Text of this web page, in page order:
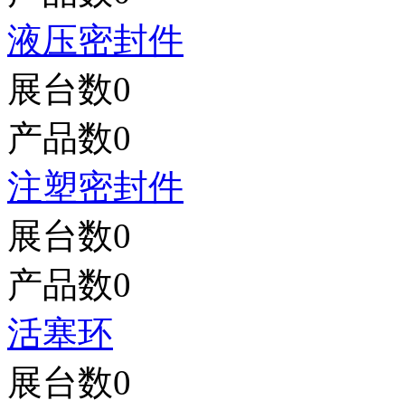
液压密封件
展台数0
产品数0
注塑密封件
展台数0
产品数0
活塞环
展台数0